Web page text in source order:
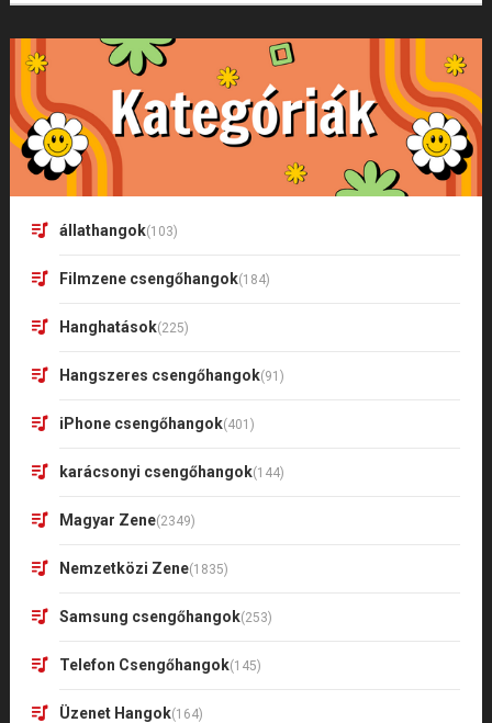
állathangok(103)
Filmzene csengőhangok(184)
Hanghatások(225)
Hangszeres csengőhangok(91)
iPhone csengőhangok(401)
karácsonyi csengőhangok(144)
Magyar Zene(2349)
Nemzetközi Zene(1835)
Samsung csengőhangok(253)
Telefon Csengőhangok(145)
Üzenet Hangok(164)